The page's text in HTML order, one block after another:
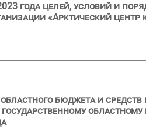
года целей, условий и
«Арктический центр
бюджета и